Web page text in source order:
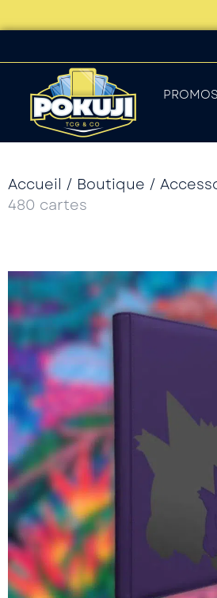
PROMOS
Accueil / Boutique /
480 cartes